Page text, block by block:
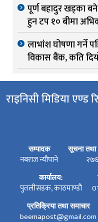
पूर्ण बहादुर खड्का
हुन टप १० बीमा
लाभांश घोषणा गर्ने
विकास बैंक, कति
राइनिसी मिडिया एण्ड
सम्पादक
नबराज न्यौपाने
सूचना तथा
कार्यालय:
पुतलीसडक, काठमाण्डौ
प्रतिक्रिया तथा समाचार
beemapost@gmail.com